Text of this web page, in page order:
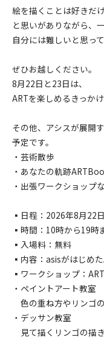
絵を描くことは好きだけ
と思いがありながら、
自分には難しいと思って
ぜひお越しください。
8月22日と23日は、
ARTを楽しめるきっか
その他、アシスが展開
予定です。
・芸術散歩
・あなたの軌跡
・出張ワークショップ
▪️日程：2026年8月22
▪️時間：10時から19時
▪️入場料：無料
▪️内容：asisがはじめ
▪️ワークショップ：
・ペイントアート教室
色の重ね方やリンゴ
・デッサン教室
見て描くリンゴの描